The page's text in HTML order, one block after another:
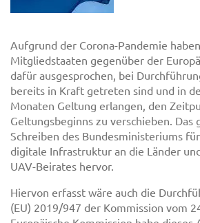
Aufgrund der Corona-Pandemie
Mitgliedstaaten gegenüber der
dafür ausgesprochen, bei
bereits in Kraft getreten sind und in
Monaten Geltung erlangen, den
Geltungsbeginns zu verschieben. Das
Schreiben des Bundesministeriums
digitale Infrastruktur an die Länder
UAV-Beirates hervor.
Hiervon erfasst wäre auch die
(EU) 2019/947 der Kommission vom